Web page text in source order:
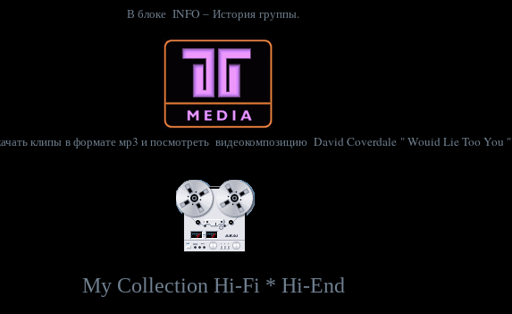
В блоке INFO – История группы.
клипы в формате мр3 и посмотреть видеокомпозицию David Coverdale " Wouid Lie Too You "
My Collection Hi-Fi * Hi-End